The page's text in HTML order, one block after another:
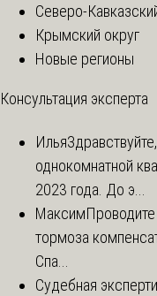
Северо-
Крымский округ
Новые регионы
Консультация эксперта
Илья
однокомнатной
2023 года. До э...
Максим
тормоза
Спа...
Судебная